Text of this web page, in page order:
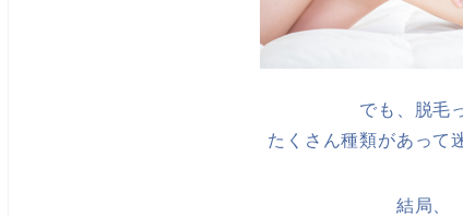
でも、脱毛
たくさん種類があって
結局、